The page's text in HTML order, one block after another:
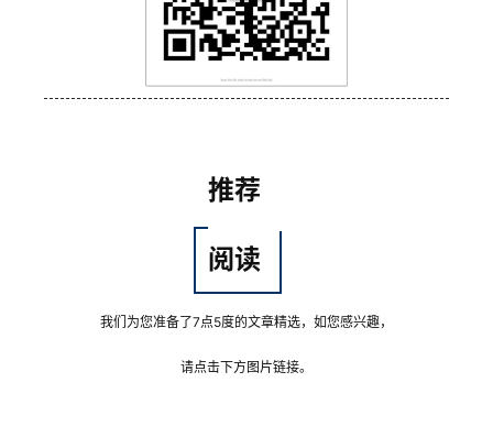
推荐
阅读
我们为您准备了7点5度的文章精选，如您感兴趣，
请点击下方图片链接。